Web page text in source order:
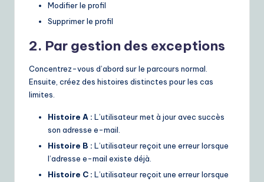
Modifier le profil
Supprimer le profil
2. Par gestion des exceptions
Concentrez-vous d’abord sur le parcours normal.
Ensuite, créez des histoires distinctes pour les cas
limites.
Histoire A : L’utilisateur met à jour avec succès
son adresse e-mail.
Histoire B : L’utilisateur reçoit une erreur lorsque
l’adresse e-mail existe déjà.
Histoire C : L’utilisateur reçoit une erreur lorsque